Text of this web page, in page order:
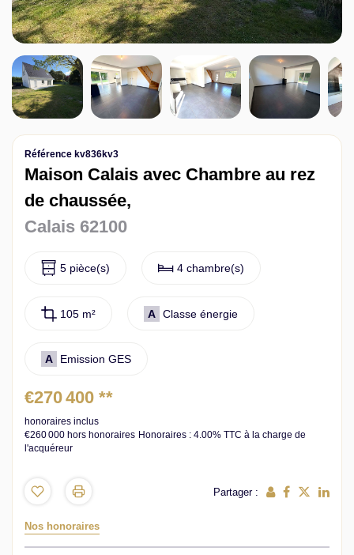
Contact
Référence kv836kv3
Maison Calais avec Chambre au rez
de chaussée,
Calais 62100
5 pièce(s) 4 chambre(s)
105 m² A Classe énergie
A Emission GES
€270 400 **
honoraires inclus
€260 000 hors honoraires Honoraires : 4.00% TTC à la charge de
l'acquéreur
Partager :
Nos honoraires